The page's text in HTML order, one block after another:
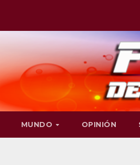
MUNDO OPINIÓN